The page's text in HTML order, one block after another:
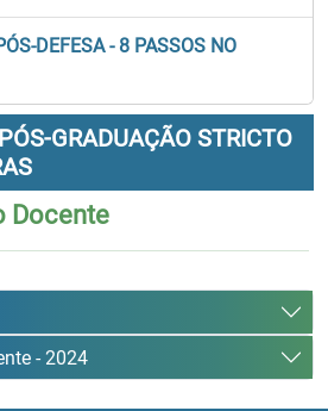
DEFESA - 8 PASSOS NO
GRADUAÇÃO STRICTO
Docente
- 2024